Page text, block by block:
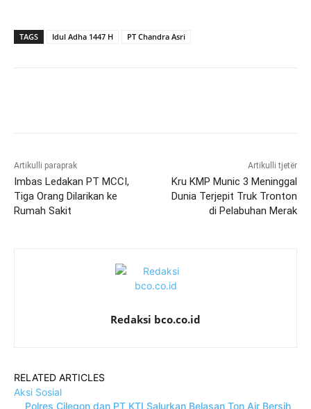
TAGS Idul Adha 1447 H PT Chandra Asri
Artikulli paraprak
Imbas Ledakan PT MCCI,
Tiga Orang Dilarikan ke
Rumah Sakit
Artikulli tjetër
Kru KMP Munic 3 Meninggal
Dunia Terjepit Truk Tronton
di Pelabuhan Merak
Redaksi bco.co.id
RELATED ARTICLES
Aksi Sosial
Polres Cilegon dan PT KTI Salurkan Belasan Ton Air Bersih